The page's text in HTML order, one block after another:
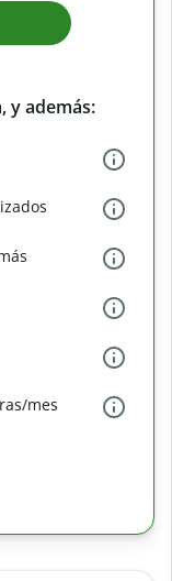
y además:
mes